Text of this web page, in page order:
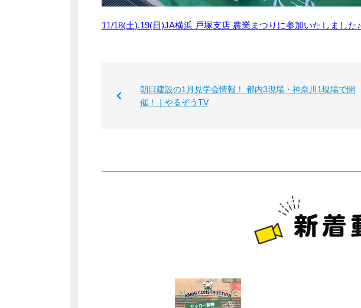
11/18(土).19(日)JA横浜 戸塚支店 農業まつりに参加いたしました♪
朝日建設の1月見学会情報！ 都内3現場・神奈川1現場で開
催！｜やるぞうTV